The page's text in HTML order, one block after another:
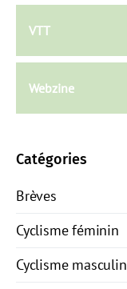
VTT
Webzine
Catégories
Brèves
Cyclisme féminin
Cyclisme masculin